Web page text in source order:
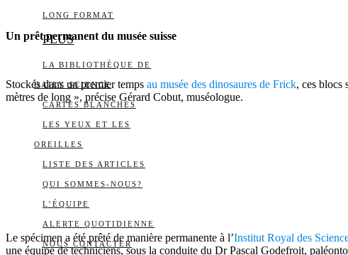
LONG FORMAT
PLUS
LA BIBLIOTHÈQUE DE
DAILY SCIENCE
CARTES BLANCHES
LES YEUX ET LES
OREILLES
LISTE DES ARTICLES
QUI SOMMES-NOUS?
L’ÉQUIPE
ALERTE QUOTIDIENNE
NOUS CONTACTER
Un prêt permanent du musée suisse
Stockés dans un premier temps au musée des dinosaures de Frick, ces blocs
mètres de long », précise Gérard Cobut, muséologue.
Le spécimen a été prêté de manière permanente à l’Institut Royal des
une équipe de techniciens, sous la conduite du Dr Pascal Godefroit,